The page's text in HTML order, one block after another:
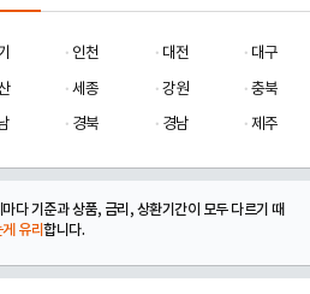
인천 대전
대구
세종 강원
충북
경북 경남 제주
다 기준과 상품, 금리, 상환기간이 모두 다르기 때
유리합니다.